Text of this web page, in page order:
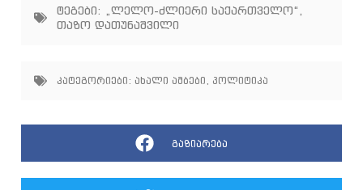
ტეგები: „ლელო-ძლიერი საქართველო“,
თაზო დათუნაშვილი
კატეგორიები: ახალი ამბები , პოლიტიკა
გაზიარება